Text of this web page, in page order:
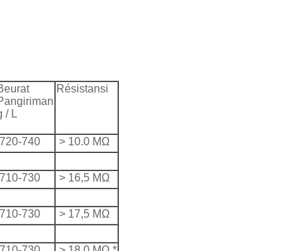
/ L
Résistansi
720-740
> 10.0 MΩ
710-730
> 16,5 MΩ
710-730
> 17,5 MΩ